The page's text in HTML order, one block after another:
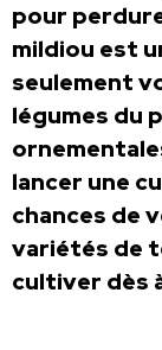
pour
mildiou est
seulement
légumes du
lancer une
chances de
variétés de
cultiver dès